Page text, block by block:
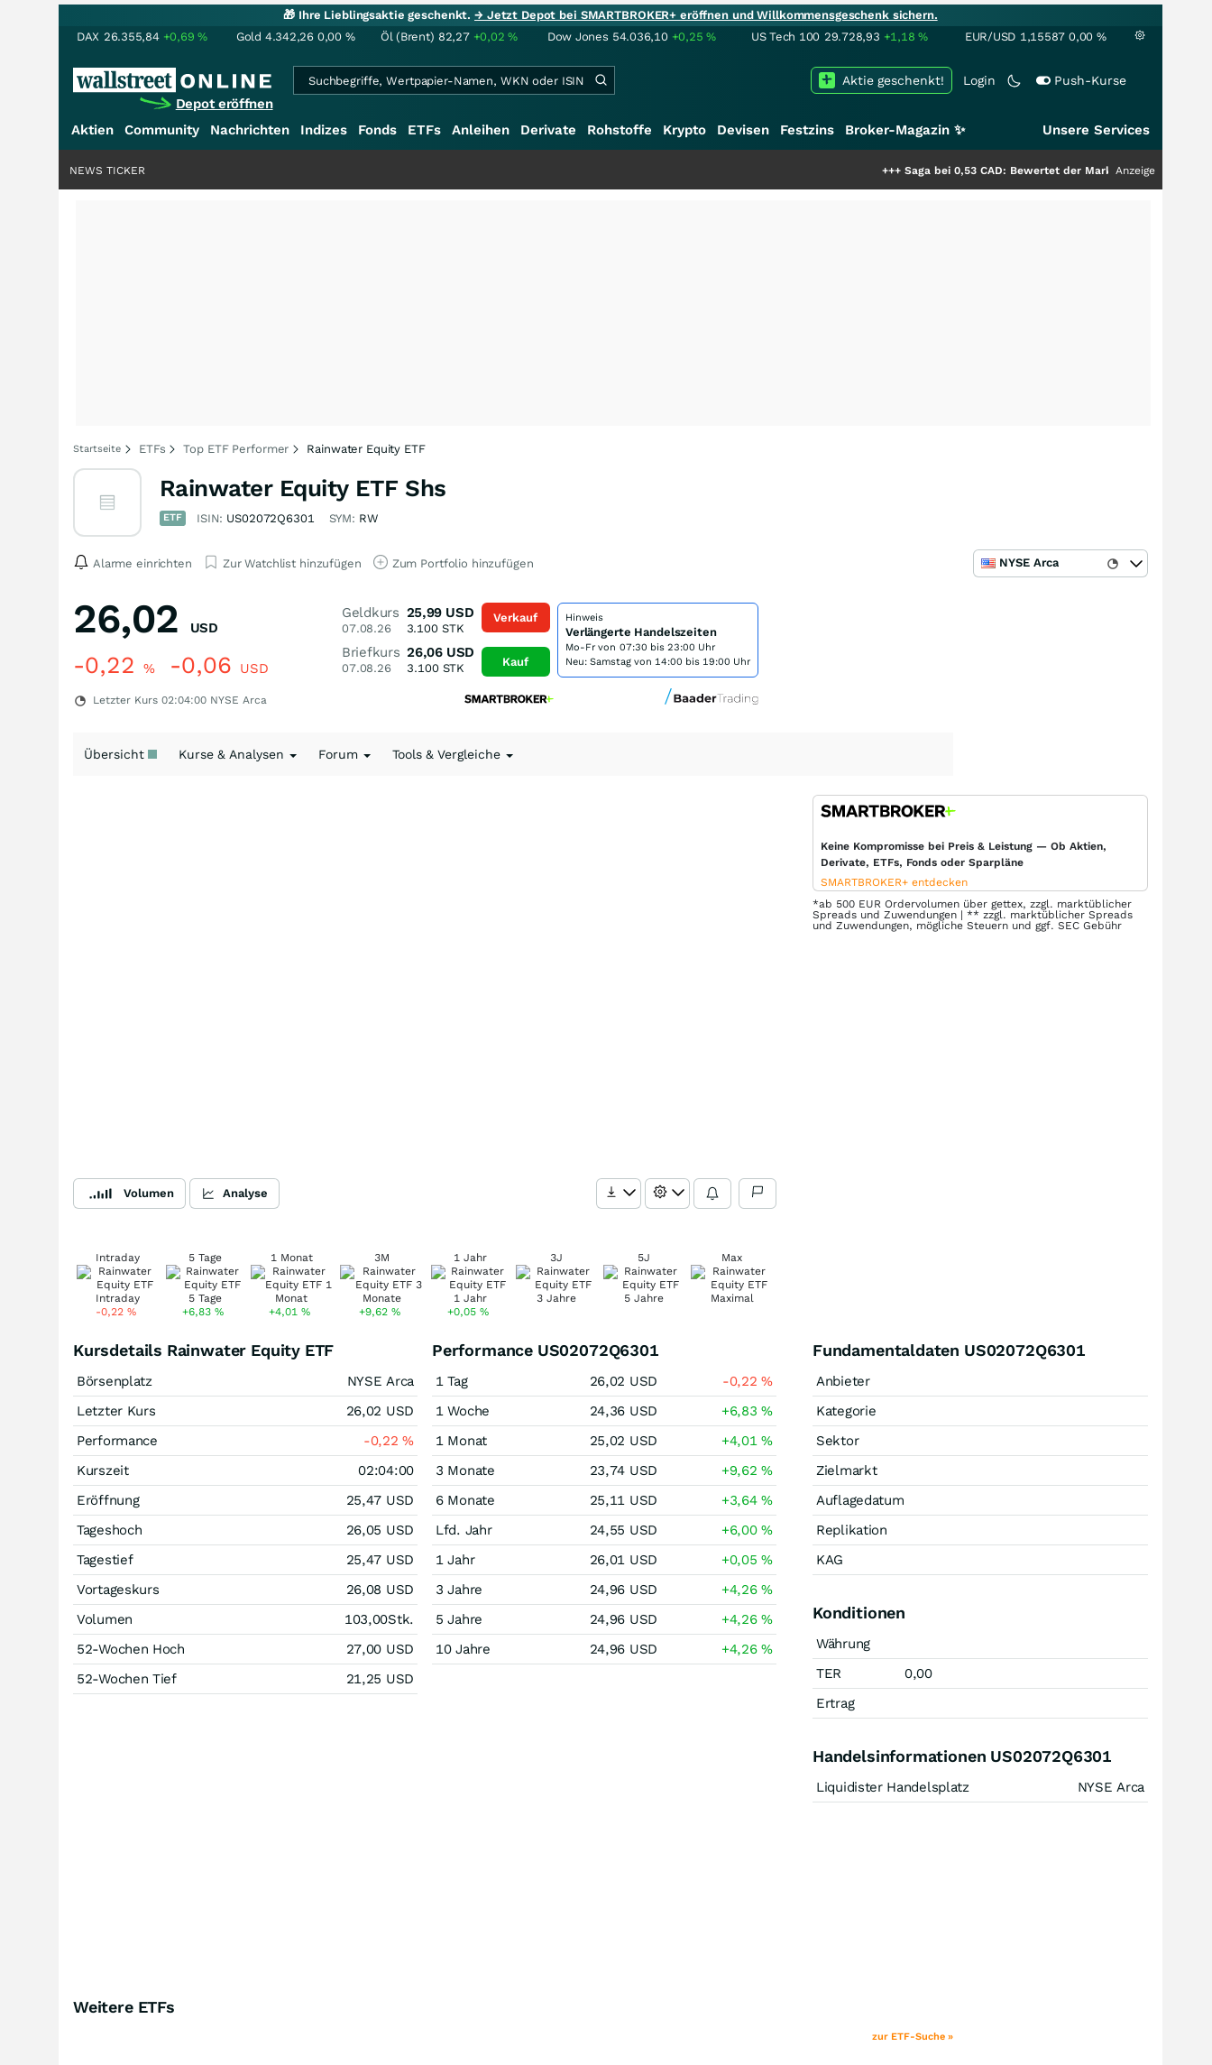
🎁 Ihre Lieblingsaktie geschenkt.→ Jetzt Depot bei SMARTBROKER+ eröffnen und Willkommensgeschenk sichern.
DAX 26.355,84 +0,69% Gold 4.342,26 0,00 % Öl (Brent) 82,27 +0,02% Dow Jones 54.036,10 +0,25% US Tech 100 29.728,93 +1,18% EUR/USD 1,15587 0,00 %
Depot eröffnen
Login Push-Kurse
Aktie geschenkt!
Aktien Community Nachrichten Indizes Fonds ETFs Anleihen Derivate Rohstoffe Krypto Devisen Festzins Broker-Magazin ✨ Unsere Services
Saga bei 0,53 CAD: Bewertet der Markt noch immer nur die Hälfte
Anzeige
NEWS TICKER
Startseite ETFs Top ETF Performer Rainwater Equity ETF
Rainwater Equity ETF Shs
ETF ISIN: US02072Q6301 SYM: RW
Alarme einrichten Zur Watchlist hinzufügen Zum Portfolio hinzufügen NYSE Arca
26,02 USD
-0,22 % -0,06 USD
Letzter Kurs 02:04:00 NYSE Arca
Geldkurs
07.08.26
25,99 USD
3.100STK
Briefkurs
07.08.26
26,06 USD
3.100STK
Verkauf
Kauf
Hinweis
Verlängerte Handelszeiten
Mo-Fr von 07:30 bis 23:00 Uhr
Neu: Samstag von 14:00 bis 19:00 Uhr
Übersicht Kurse & Analysen Forum Tools & Vergleiche
Volumen Analyse
Intraday
-0,22%
5 Tage
+6,83%
1 Monat
+4,01%
3M
+9,62%
1 Jahr
+0,05%
3J 5J Max
Keine Kompromisse bei Preis & Leistung — Ob Aktien,
Derivate, ETFs, Fonds oder Sparpläne
SMARTBROKER+ entdecken
*ab 500 EUR Ordervolumen über gettex, zzgl. marktüblicher
Spreads und Zuwendungen | ** zzgl. marktüblicher Spreads
und Zuwendungen, mögliche Steuern und ggf. SEC Gebühr
Kursdetails Rainwater Equity ETF
Börsenplatz
NYSE Arca
Letzter Kurs
26,02 USD
Performance
-0,22%
Kurszeit
02:04:00
Eröffnung
25,47 USD
Tageshoch
26,05 USD
Tagestief
25,47 USD
Vortageskurs
26,08 USD
Volumen
103,00Stk.
52-Wochen Hoch
27,00 USD
52-Wochen Tief
21,25 USD
Performance US02072Q6301
1 Tag 26,02 USD -0,22%
1 Woche
24,36 USD +6,83%
1 Monat
25,02 USD +4,01%
3 Monate
23,74 USD +9,62%
6 Monate
25,11 USD +3,64%
Lfd. Jahr
24,55 USD +6,00%
1 Jahr
26,01 USD +0,05%
3 Jahre
24,96 USD +4,26%
5 Jahre
24,96 USD +4,26%
10 Jahre
24,96 USD +4,26%
Fundamentaldaten US02072Q6301
Anbieter
Kategorie
Sektor
Zielmarkt
Auflagedatum
Replikation
KAG
Konditionen
Währung
TER
0,00
Ertrag
Handelsinformationen US02072Q6301
Liquidister Handelsplatz NYSE Arca
Weitere ETFs
zur ETF-Suche »